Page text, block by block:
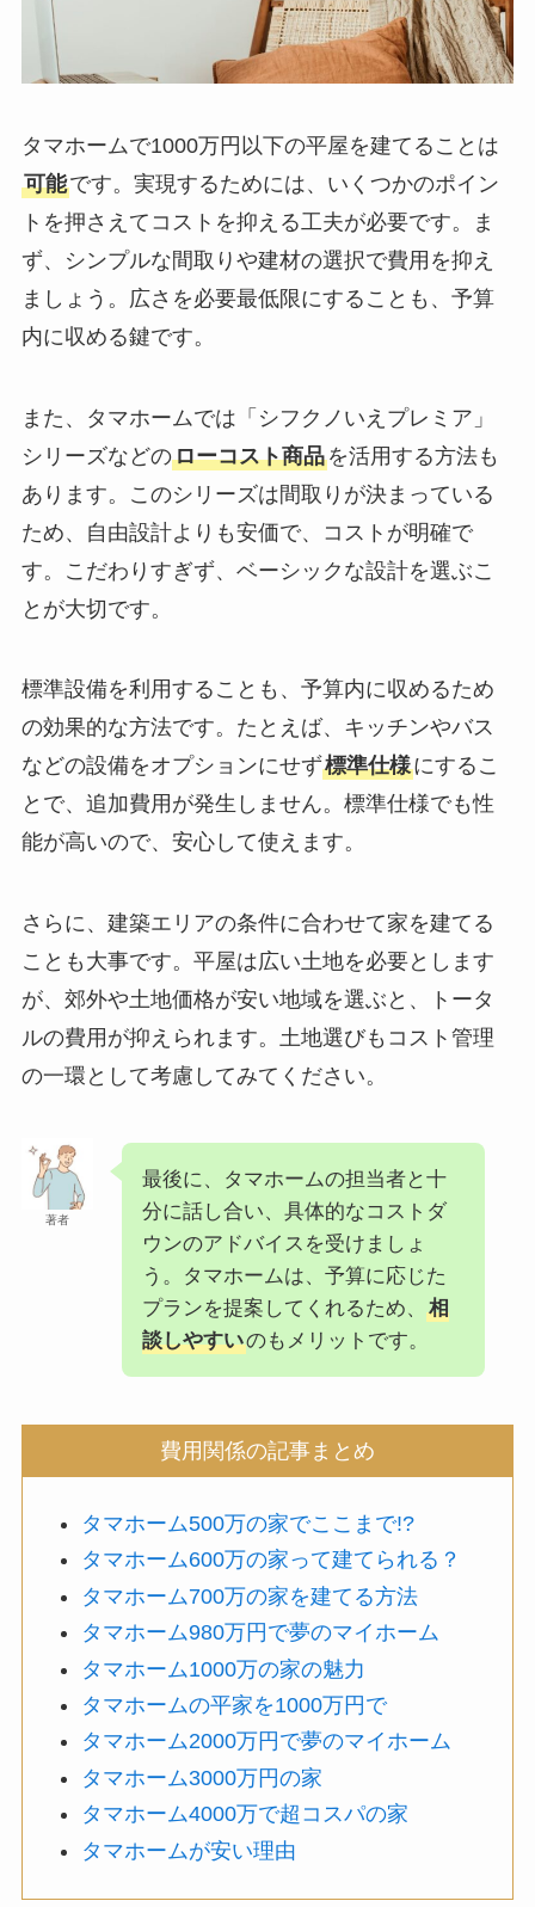
タマホームで1000万円以下の平屋を建てることは
可能です。実現するためには、いくつかのポイン
トを押さえてコストを抑える工夫が必要です。ま
ず、シンプルな間取りや建材の選択で費用を抑え
ましょう。広さを必要最低限にすることも、予算
内に収める鍵です。
また、タマホームでは「シフクノいえプレミア」
シリーズなどのローコスト商品を活用する方法も
あります。このシリーズは間取りが決まっている
ため、自由設計よりも安価で、コストが明確で
す。こだわりすぎず、ベーシックな設計を選ぶこ
とが大切です。
標準設備を利用することも、予算内に収めるため
の効果的な方法です。たとえば、キッチンやバス
などの設備をオプションにせず標準仕様にするこ
とで、追加費用が発生しません。標準仕様でも性
能が高いので、安心して使えます。
さらに、建築エリアの条件に合わせて家を建てる
ことも大事です。平屋は広い土地を必要とします
が、郊外や土地価格が安い地域を選ぶと、トータ
ルの費用が抑えられます。土地選びもコスト管理
の一環として考慮してみてください。
著者
最後に、タマホームの担当者と十
分に話し合い、具体的なコストダ
ウンのアドバイスを受けましょ
う。タマホームは、予算に応じた
プランを提案してくれるため、
相
談しやすいのもメリットです。
費用関係の記事まとめ
タマホーム500万の家でここまで!?
タマホーム600万の家って建てられる？
タマホーム700万の家を建てる方法
タマホーム980万円で夢のマイホーム
タマホーム1000万の家の魅力
タマホームの平家を1000万円で
タマホーム2000万円で夢のマイホーム
タマホーム3000万円の家
タマホーム4000万で超コスパの家
タマホームが安い理由